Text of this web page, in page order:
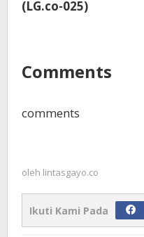
(LG.co-025)
Comments
comments
oleh lintasgayo.co
Ikuti Kami Pada